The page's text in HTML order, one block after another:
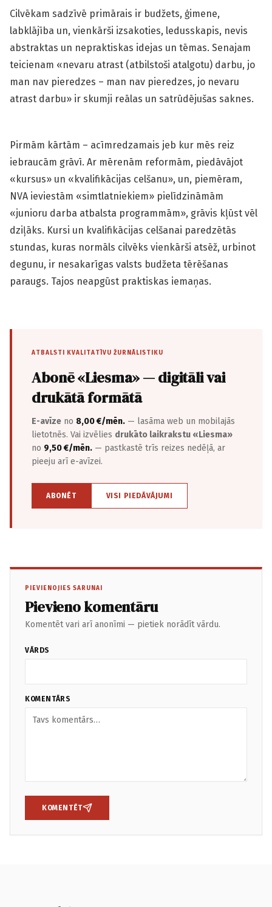
Cilvēkam sadzīvē primārais ir budžets, ģimene,
labklājība un, vienkārši izsakoties, ledusskapis, nevis
abstraktas un nepraktiskas idejas un tēmas. Senajam
teicienam «nevaru atrast (atbilstoši atalgotu) darbu, jo
man nav pieredzes – man nav pieredzes, jo nevaru
atrast darbu» ir skumji reālas un satrūdējušas saknes.
Pirmām kārtām – acīmredzamais jeb kur mēs reiz
iebraucām grāvī. Ar mērenām reformām, piedāvājot
«kursus» un «kvalifikācijas celšanu», un, piemēram,
NVA ieviestām «simtlatniekiem» pielīdzināmām
«junioru darba atbalsta programmām», grāvis kļūst vēl
dziļāks. Kursi un kvalifikācijas celšanai paredzētās
stundas, kuras normāls cilvēks vienkārši atsēž, urbinot
degunu, ir nesakarīgas valsts budžeta tērēšanas
paraugs. Tajos neapgūst praktiskas iemaņas.
ATBALSTI KVALITATĪVU ŽURNĀLISTIKU
Abonē «Liesma» — digitāli vai
drukātā formātā
E-avīze no 8,00 €/mēn. — lasāma web un mobilajās
lietotnēs. Vai izvēlies drukāto laikrakstu «Liesma»
no 9,50 €/mēn. — pastkastē trīs reizes nedēļā, ar
pieeju arī e-avīzei.
ABONĒT VISI PIEDĀVĀJUMI
PIEVIENOJIES SARUNAI
Pievieno komentāru
Komentēt vari arī anonīmi — pietiek norādīt vārdu.
VĀRDS
KOMENTĀRS
KOMENTĒT